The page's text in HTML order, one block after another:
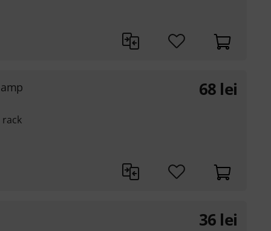
68 lei
36 lei